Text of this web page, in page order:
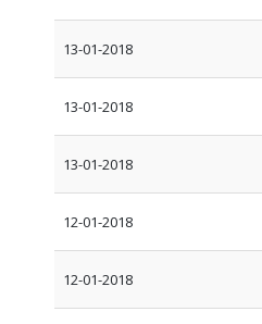
13-01-2018
13-01-2018
13-01-2018
12-01-2018
12-01-2018